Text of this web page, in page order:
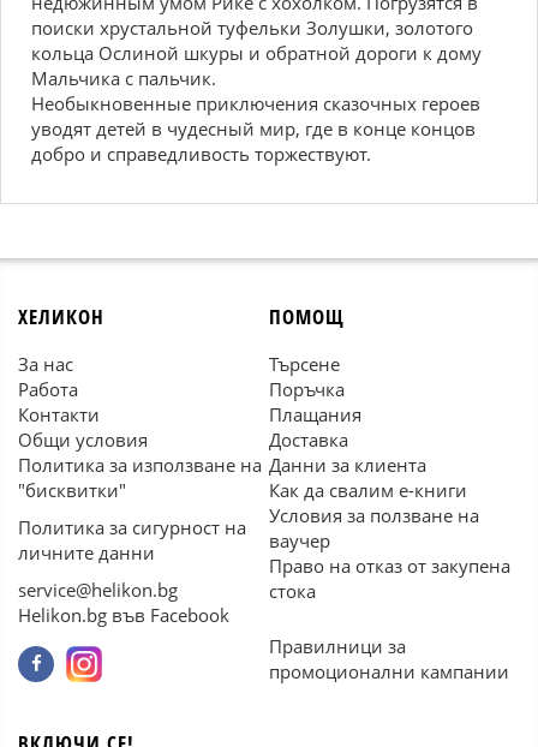
поиски хрустальной туфельки Золушки, золотого
кольца Ослиной шкуры и обратной дороги к дому
Мальчика с пальчик.
Необыкновенные приключения сказочных героев
уводят детей в чудесный мир, где в конце концов
добро и справедливость торжествуют.
ХЕЛИКОН
За нас
Работа
Контакти
Общи условия
Политика за използване на
"бисквитки"
Политика за сигурност на
личните данни
service@helikon.bg
Helikon.bg във Facebook
ПОМОЩ
Търсене
Поръчка
Плащания
Доставка
Данни за клиента
Как да свалим е-книги
Условия за ползване на
ваучер
Право на отказ от закупена
стока
Правилници за
промоционални кампании